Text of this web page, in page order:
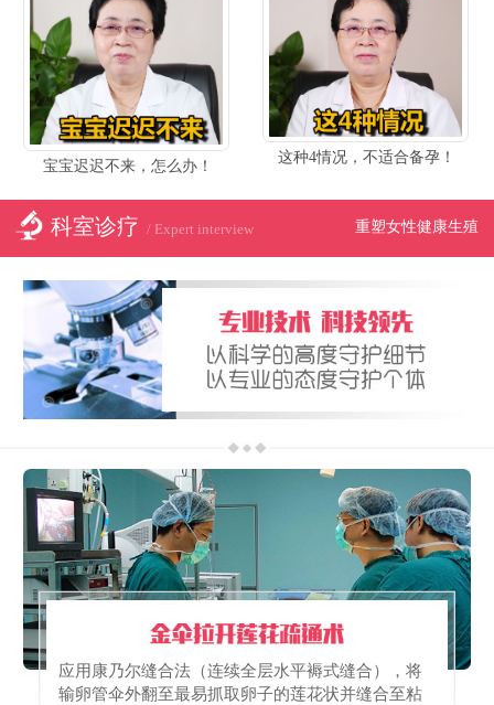
宝宝迟迟不来，怎么办！ 这种4情况，不适合备孕！
科室诊疗 / Expert interview 重塑女性健康生殖
应用康乃尔缝合法（连续全层水平褥式缝合），将
输卵管伞外翻至最易抓取卵子的莲花状并缝合至粘